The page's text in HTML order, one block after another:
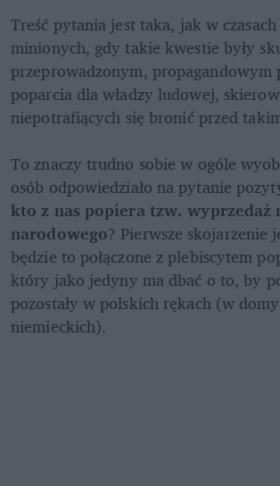
Treść pytania jest taka, jak w czasach
minionych, gdy takie kwestie były
przeprowadzonym, propagandowym
poparcia dla władzy ludowej,
niepotrafiących się bronić przed
To znaczy trudno sobie w ogóle
osób odpowiedziało na pytanie
kto z nas popiera tzw. wyprzedaż
narodowego? Pierwsze skojarzenie
będzie to połączone z plebiscytem
który jako jedyny ma dbać o to, by
pozostały w polskich rękach (w
niemieckich).